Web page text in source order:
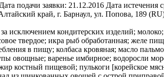
Дата подачи заявки: 21.12.2016 Дата истечения
край, г. Барнаул, ул. Попова, 189
исключением кондитерских изделий;
твердое; икра рыб обработанная; желе
в пищу; колбаса кровяная; масло
варенье имбирное; водоросли
костный пищевой; пулькоги [корейское